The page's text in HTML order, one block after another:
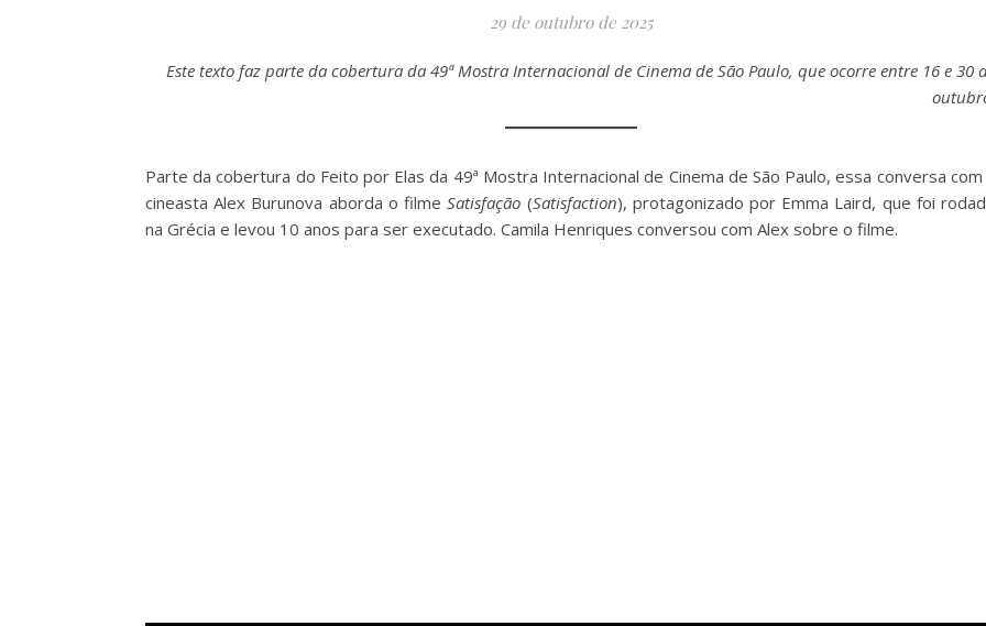
29 de outubro de 2025
Este texto faz parte da cobertura da 49ª Mostra Internacional de Cinema de São Paulo, que ocorre entre 16 e 30
Parte da cobertura do Feito por Elas da 49ª Mostra Internacional de Cinema de São Paulo, essa conversa com
cineasta Alex Burunova aborda o filmeSatisfação (Satisfaction), protagonizado por Emma Laird, que foi
na Grécia e levou 10 anos para ser executado. Camila Henriques conversou com Alex sobre o filme.